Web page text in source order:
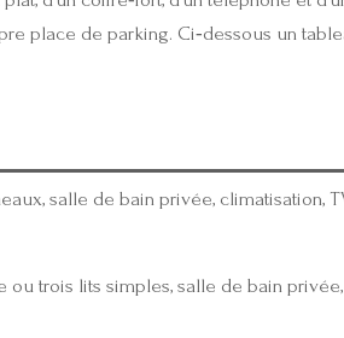
place de parking. Ci‑dessous un
salle de bain privée, climatisation,
trois lits simples, salle de bain privée,